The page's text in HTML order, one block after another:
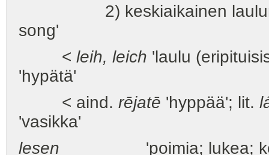
2) keskiaikainen
song'
< leih, leich 'laulu
'hypätä'
< aind. rējatē 'hyppää'; lit.
'vasikka'
lesen 'poimia; lukea;